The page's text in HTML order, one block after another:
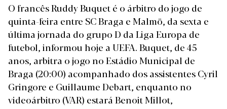
O francês Ruddy Buquet é o árbitro do jogo de
quinta-feira entre SC Braga e Malmö, da sexta e
última jornada do grupo D da Liga Europa de
futebol, informou hoje a UEFA. Buquet, de 45
anos, arbitra o jogo no Estádio Municipal de
Braga (20:00) acompanhado dos assistentes Cyril
Gringore e Guillaume Debart, enquanto no
videoárbitro (VAR) estará Benoit Millot,